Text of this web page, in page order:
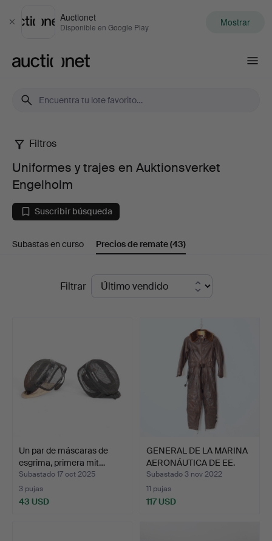
Cerrar
Auctionet
Disponible en Google Play Mostrar
Uniformes
trajes
en
Engelholm
Filtros
Uniformes y trajes en Auktionsverket
Engelholm
Suscribir búsqueda
Subastas en curso Precios de remate(43)
Filtrar
Un par de máscaras de
esgrima, primera mit…
Subastado 17 oct 2025
3 pujas
43 USD
GENERAL DE LA MARINA
AERONÁUTICA DE EE.
UU…
Subastado 3 nov 2022
11 pujas
117 USD